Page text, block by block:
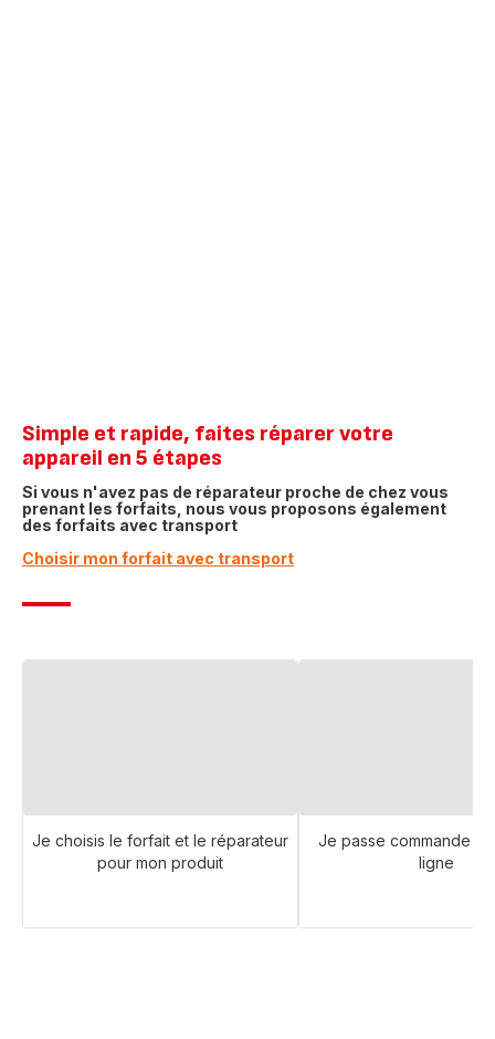
Simple et rapide, faites réparer votre
appareil en 5 étapes
Si vous n'avez pas de réparateur proche de chez vous
prenant les forfaits, nous vous proposons également
des forfaits avec transport
Choisir mon forfait avec transport
Je choisis le forfait et le réparateur
pour mon produit
Je passe commande et
ligne